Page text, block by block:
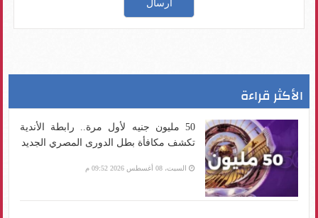
الأكثر قراءة
50 مليون جنيه لأول مرة.. رابطة الأندية
تكشف مكافأة بطل الدورى المصري الجديد
السبت، 08 أغسطس 2026 09:52 م